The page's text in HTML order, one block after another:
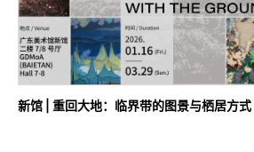
新馆 | 重回大地：临界带的图景与栖居方式